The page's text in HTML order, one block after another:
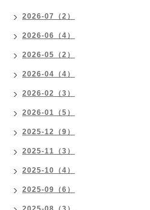
2026-07（2）
2026-06（4）
2026-05（2）
2026-04（4）
2026-02（3）
2026-01（5）
2025-12（9）
2025-11（3）
2025-10（4）
2025-09（6）